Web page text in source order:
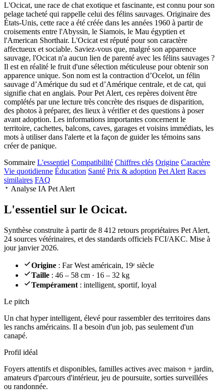
L'Ocicat, une race de chat exotique et fascinante, est connu pour son
pelage tacheté qui rappelle celui des félins sauvages. Originaire des
États-Unis, cette race a été créée dans les années 1960 à partir de
croisements entre l'Abyssin, le Siamois, le Mau égyptien et
l'American Shorthair. L'Ocicat est réputé pour son caractère
affectueux et sociable. Saviez-vous que, malgré son apparence
sauvage, l'Ocicat n'a aucun lien de parenté avec les félins sauvages ?
Il est en réalité le fruit d'une sélection méticuleuse pour obtenir son
apparence unique. Son nom est la contraction d’Ocelot, un félin
sauvage d’Amérique du sud et d’Amérique centrale, et de cat, qui
signifie chat en anglais. Pour Pet Alert, ces repères doivent être
complétés par une lecture très concrète des risques de disparition,
des photos à préparer, des lieux à vérifier et des questions à poser
avant adoption. Les informations importantes concernent le
territoire, cachettes, balcons, caves, garages et voisins immédiats, les
mots à utiliser dans l'alerte et la façon de guider les témoins sans
créer de panique.
Sommaire L'essentiel Compatibilité Chiffres clés Origine Caractère
Vie quotidienne Éducation Santé Prix & adoption Pet Alert Races
similaires FAQ
Analyse IA Pet Alert
L'essentiel sur le Ocicat.
Synthèse construite à partir de 8 412 retours propriétaires Pet Alert,
24 sources vétérinaires, et des standards officiels FCI/AKC. Mise à
jour janvier 2026.
Origine : Far West américain, 19ᵉ siècle
Taille : 46 – 58 cm · 16 – 32 kg
Tempérament : intelligent, sportif, loyal
Le pitch
Un chat hyper intelligent, élevé pour rassembler des territoires dans
les ranchs américains. Il a besoin d'un job, pas seulement d'un
canapé.
Profil idéal
Foyers attentifs et disponibles, familles actives avec maison + jardin,
amateurs d'parcours d'intérieur, jeu de poursuite, sorties surveillées
ou randonnée.